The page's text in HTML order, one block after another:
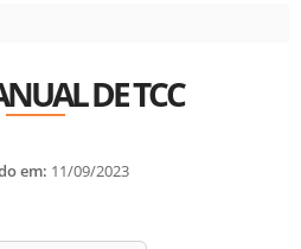
DE TCC
em: 11/09/2023